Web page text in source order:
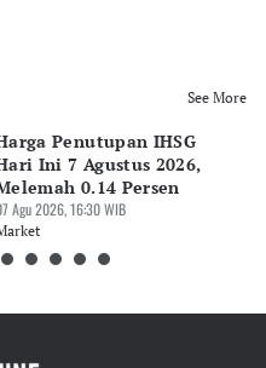
See More
Penutupan IHSG
Ini 7 Agustus 2026,
0.14 Persen
Agu 2026, 16:30 WIB